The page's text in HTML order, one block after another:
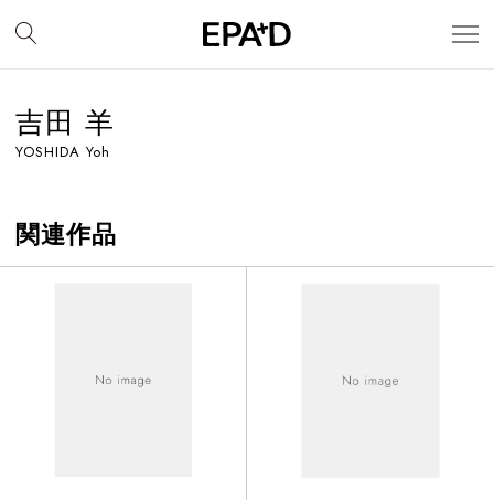
吉田 羊
YOSHIDA Yoh
関連作品